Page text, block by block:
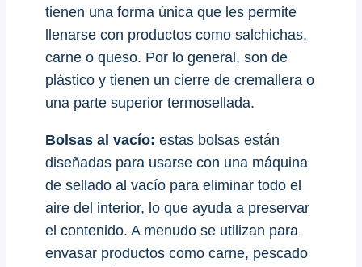
tienen una forma única que les permite
llenarse con productos como salchichas,
carne o queso. Por lo general, son de
plástico y tienen un cierre de cremallera o
una parte superior termosellada.
Bolsas al vacío: estas bolsas están
diseñadas para usarse con una máquina
de sellado al vacío para eliminar todo el
aire del interior, lo que ayuda a preservar
el contenido. A menudo se utilizan para
envasar productos como carne, pescado